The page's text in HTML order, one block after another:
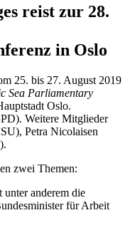
reist zur 28.
in Oslo
25. bis 27. August 2019
Sea Parliamentary
Oslo.
Weitere Mitglieder
Petra Nicolaisen
zwei Themen:
unter anderem die
für Arbeit